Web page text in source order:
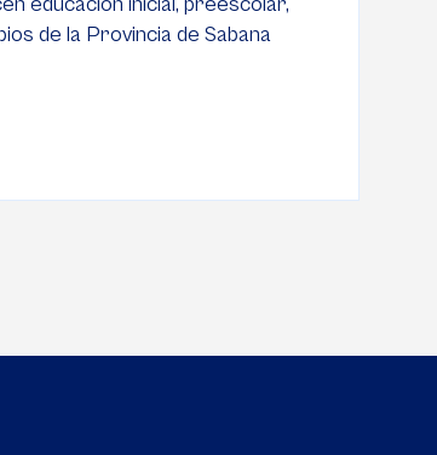
de la Provincia de Sabana